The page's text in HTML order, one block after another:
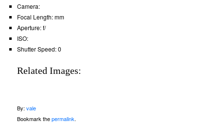
Camera:
Focal Length:mm
Aperture:f/
ISO:
Shutter Speed:0
Related Images:
By: vale
Bookmark thepermalink.